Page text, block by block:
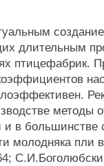
длительным
птицефабрик.
методы
в большинстве
молодняка пли